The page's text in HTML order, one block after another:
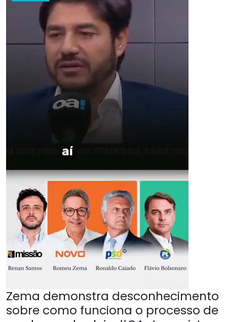
Zema demonstra desconhecimento
sobre como funciona o processo de